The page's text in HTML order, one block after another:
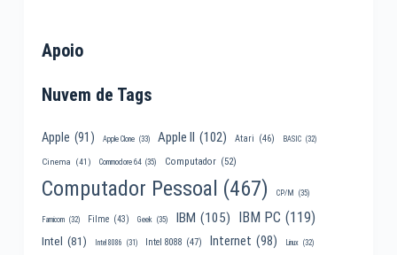
Apoio
Nuvem de Tags
Apple (91) Apple Clone (33) Apple II (102) Atari (46) BASIC (32)
Cinema (41) Commodore 64 (35) Computador (52)
Computador Pessoal (467) CP/M (35)
Famicom (32) Filme (43) Geek (35) IBM (105) IBM PC (119)
Intel (81) Intel 8086 (31) Intel 8088 (47) Internet (98) Linux (32)